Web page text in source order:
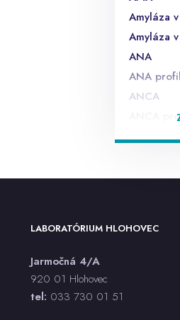
Amyláza
Amyláza
ANA
ANA profil
ANCA
ANCA
Anti
Anti sója
anti TPO
LABORATÓRIUM HLOHOVEC
Jarmočná 4/A
920 01 Hlohovec
tel: 033 730 01 51